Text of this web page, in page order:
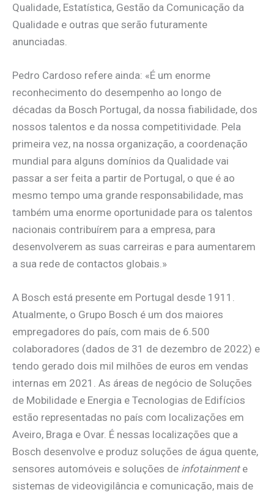
Qualidade, Estatística, Gestão da Comunicação da
Qualidade e outras que serão futuramente
anunciadas.
Pedro Cardoso refere ainda: «É um enorme
reconhecimento do desempenho ao longo de
décadas da Bosch Portugal, da nossa fiabilidade, dos
nossos talentos e da nossa competitividade. Pela
primeira vez, na nossa organização, a coordenação
mundial para alguns domínios da Qualidade vai
passar a ser feita a partir de Portugal, o que é ao
mesmo tempo uma grande responsabilidade, mas
também uma enorme oportunidade para os talentos
nacionais contribuírem para a empresa, para
desenvolverem as suas carreiras e para aumentarem
a sua rede de contactos globais.»
A Bosch está presente em Portugal desde 1911.
Atualmente, o Grupo Bosch é um dos maiores
empregadores do país, com mais de 6.500
colaboradores (dados de 31 de dezembro de 2022) e
tendo gerado dois mil milhões de euros em vendas
internas em 2021. As áreas de negócio de Soluções
de Mobilidade e Energia e Tecnologias de Edifícios
estão representadas no país com localizações em
Aveiro, Braga e Ovar. É nessas localizações que a
Bosch desenvolve e produz soluções de água quente,
sensores automóveis e soluções de infotainmente
sistemas de videovigilância e comunicação, mais de